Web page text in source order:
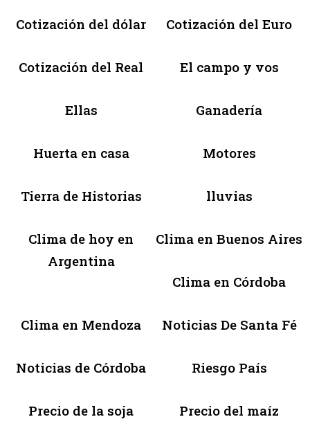
Cotización del dólar Cotización del Euro
Cotización del Real El campo y vos
Ellas Ganadería
Huerta en casa Motores
Tierra de Historias lluvias
Clima de hoy en
Argentina
Clima en Buenos Aires
Clima en Córdoba
Clima en Mendoza Noticias De Santa Fé
Noticias de Córdoba Riesgo País
Precio de la soja Precio del maíz